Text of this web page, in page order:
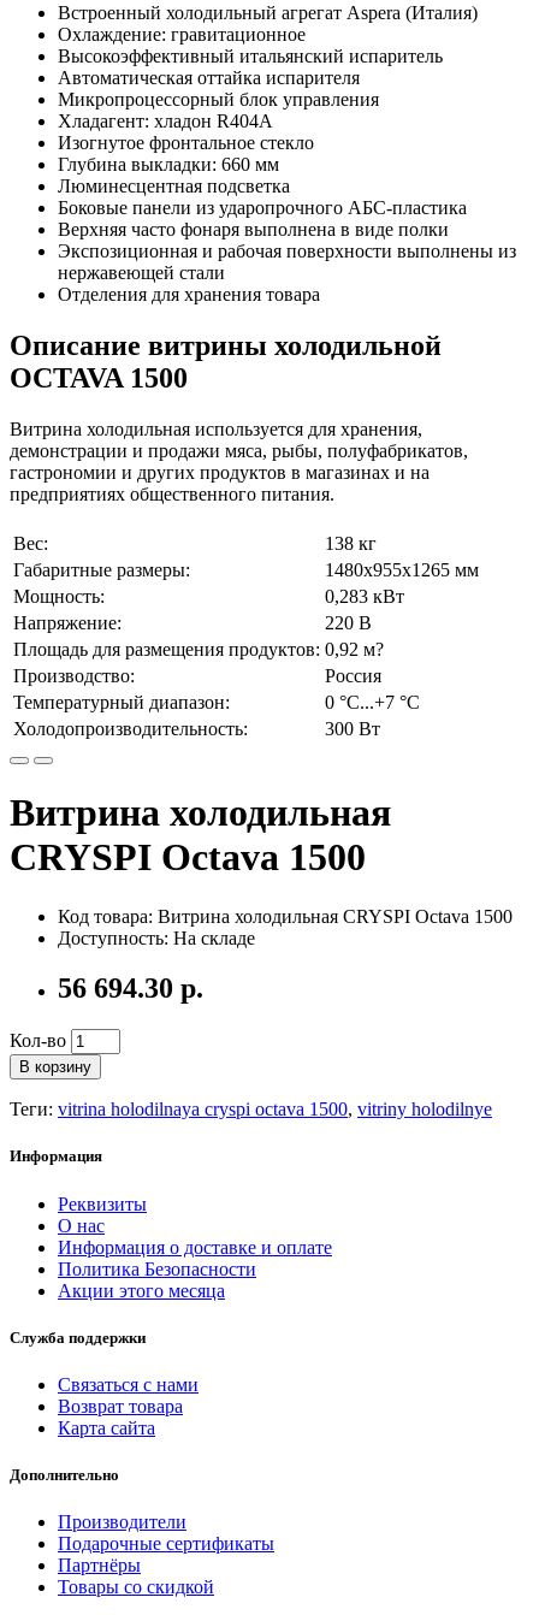
Встроенный холодильный агрегат Aspera (Италия)
Охлаждение: гравитационное
Высокоэффективный итальянский испаритель
Автоматическая оттайка испарителя
Микропроцессорный блок управления
Хладагент: хладон R404А
Изогнутое фронтальное стекло
Глубина выкладки: 660 мм
Люминесцентная подсветка
Боковые панели из ударопрочного АБС-пластика
Верхняя часто фонаря выполнена в виде полки
Экспозиционная и рабочая поверхности выполнены из
нержавеющей стали
Отделения для хранения товара
Описание витрины холодильной
OCTAVA 1500
Витрина холодильная используется для хранения,
демонстрации и продажи мяса, рыбы, полуфабрикатов,
гастрономии и других продуктов в магазинах и на
предприятиях общественного питания.
Вес:
138 кг
Габаритные размеры:
1480х955х1265 мм
Мощность:
0,283 кВт
Напряжение:
220 В
Площадь для размещения продуктов: 0,92 м?
Производство:
Россия
Температурный диапазон:
0 °C...+7 °C
Холодопроизводительность:
300 Вт
Витрина холодильная
CRYSPI Octava 1500
Код товара: Витрина холодильная CRYSPI Octava 1500
Доступность: На складе
56 694.30 р.
Кол-во
В корзину
Теги: vitrina holodilnaya cryspi octava 1500, vitriny holodilnye
Информация
Реквизиты
О нас
Информация о доставке и оплате
Политика Безопасности
Акции этого месяца
Служба поддержки
Связаться с нами
Возврат товара
Карта сайта
Дополнительно
Производители
Подарочные сертификаты
Партнёры
Товары со скидкой